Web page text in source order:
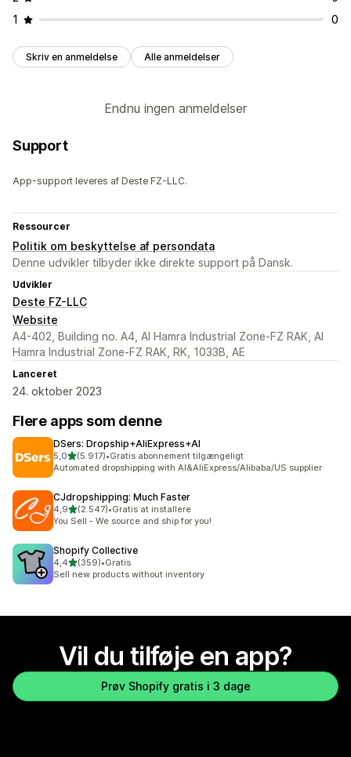
1
0
Skriv en anmeldelse Alle anmeldelser
Endnu ingen anmeldelser
Support
App-support leveres af Deste FZ-LLC.
Ressourcer
Politik om beskyttelse af persondata
Denne udvikler tilbyder ikke direkte support på Dansk.
Udvikler
Deste FZ-LLC
Website
A4-402, Building no. A4, Al Hamra Industrial Zone-FZ RAK, Al
Hamra Industrial Zone-FZ RAK, RK, 1033B, AE
Lanceret
24. oktober 2023
Flere apps som denne
DSers: Dropship+AliExpress+AI
5,0ud af 5 stjerner
(5.917)
5917 anmeldelser i alt
•Gratis abonnement tilgængeligt
Automated dropshipping with AI&AliExpress/Alibaba/US supplier
CJdropshipping: Much Faster
4,9ud af 5 stjerner
(2.547)
2547 anmeldelser i alt
•Gratis at installere
You Sell - We source and ship for you!
Shopify Collective
4,4ud af 5 stjerner
(359)
359 anmeldelser i alt
•Gratis
Sell new products without inventory
Vil du tilføje en app?
Prøv Shopify gratis i 3 dage